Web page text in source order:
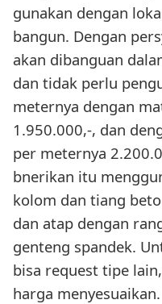
gunakan dengan
bangun. Dengan
akan dibanguan
dan tidak perlu
meternya dengan
1.950.000,-, dan
per meternya
bnerikan itu
kolom dan tiang
dan atap dengan
genteng spandek.
bisa request tipe
harga menyesuaikan.